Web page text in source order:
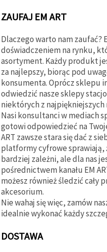
ZAUFAJ EM ART
Dlaczego warto nam zaufać?
doświadczeniem na rynku,
asortyment. Każdy produkt
za najlepszy, biorąc pod
konsumenta. Oprócz sklepu
odwiedzić nasze sklepy
niektórych z najpiękniejszych
Nasi konsultanci w mediach
gotowi odpowiedzieć na
ART zawsze stara się dać z
platformy cyfrowe sprawiają,
bardziej zależni, ale dla nas
pośrednictwem kanału EM
możesz również śledzić cały
akcesorium.
Nie wahaj się więc, zamów
idealnie wykonać każdy
DOSTAWA